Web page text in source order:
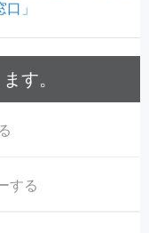
」
す。
する